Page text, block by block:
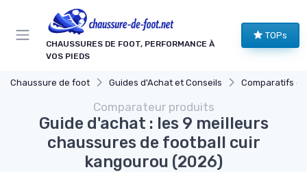
CHAUSSURES DE FOOT, PERFORMANCE À
VOS PIEDS
TOPs
Chaussure de foot Guides d'Achat et Conseils Comparatifs de Prix
Comparateur produits
Guide d'achat : les 9 meilleurs
chaussures de football cuir
kangourou (2026)
Panneau de gestion des cookies